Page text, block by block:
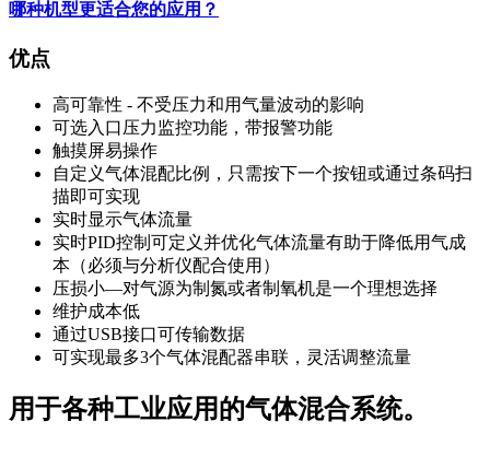
哪种机型更适合您的应用？
优点
高可靠性 - 不受压力和用气量波动的影响
可选入口压力监控功能，带报警功能
触摸屏易操作
自定义气体混配比例，只需按下一个按钮或通过条码扫
描即可实现
实时显示气体流量
实时PID控制可定义并优化气体流量有助于降低用气成
本（必须与分析仪配合使用）
压损小—对气源为制氮或者制氧机是一个理想选择
维护成本低
通过USB接口可传输数据
可实现最多3个气体混配器串联，灵活调整流量
用于各种工业应用的气体混合系统。